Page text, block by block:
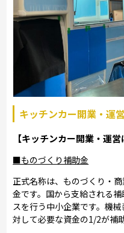
キッチンカー開業・運
【キッチンカー開業・運
■ものづくり補助金
正式名称は、ものづくり・
金です。国から支給される
スを行う中小企業です。機
対して必要な資金の1/2が補